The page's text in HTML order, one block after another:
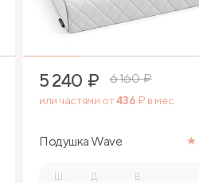
5 240 ₽ 6 160₽
или частями от436 ₽ в мес.
Подушка Wave
Д. В.